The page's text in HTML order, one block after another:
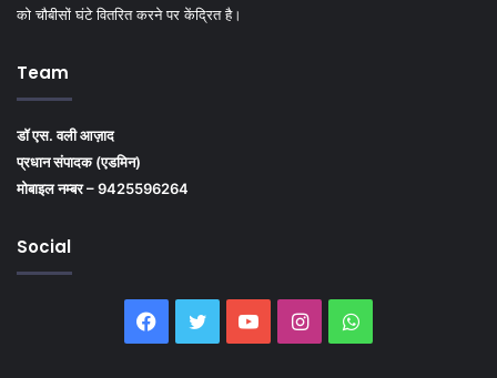
को चौबीसों घंटे वितरित करने पर केंद्रित है।
Team
डॉ एस. वली आज़ाद
प्रधान संपादक (एडमिन)
मोबाइल नम्बर – 9425596264
Social
Facebook
Twitter YouTubeInstagramWhatsApp